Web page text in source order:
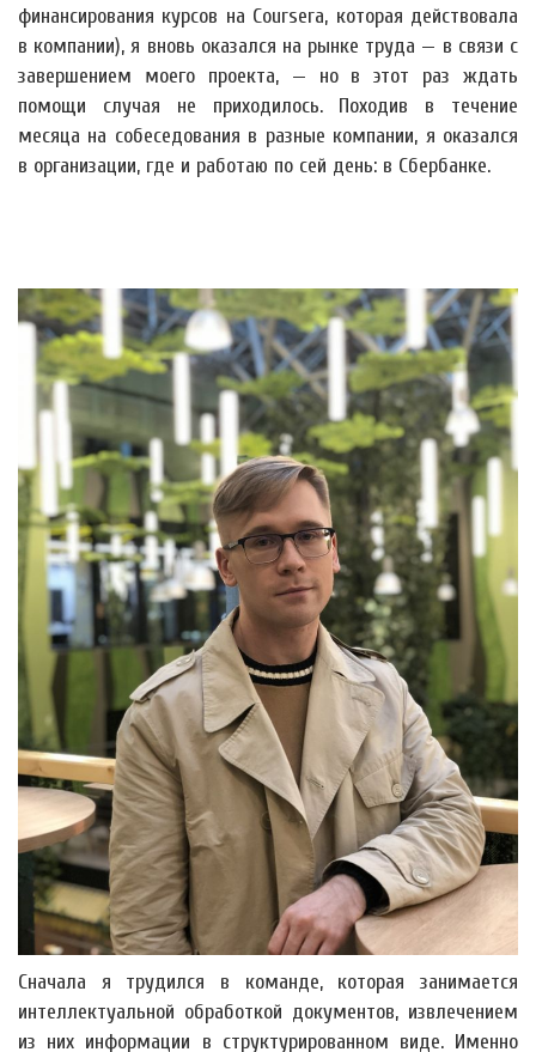
финансирования курсов на Coursera, которая действовала
в компании), я вновь оказался на рынке труда — в связи с
завершением моего проекта, — но в этот раз ждать
помощи случая не приходилось. Походив в течение
месяца на собеседования в разные компании, я оказался
в организации, где и работаю по сей день: в Сбербанке.
Сначала я трудился в команде, которая занимается
интеллектуальной обработкой документов, извлечением
из них информации в структурированном виде. Именно